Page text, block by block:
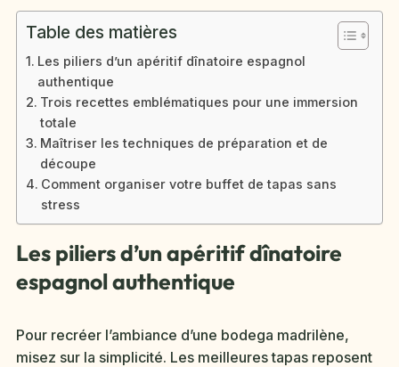
Table des matières
Les piliers d’un apéritif dînatoire espagnol
authentique
Trois recettes emblématiques pour une immersion
totale
Maîtriser les techniques de préparation et de
découpe
Comment organiser votre buffet de tapas sans
stress
Les piliers d’un apéritif dînatoire
espagnol authentique
Pour recréer l’ambiance d’une bodega madrilène,
misez sur la simplicité. Les meilleures tapas reposent